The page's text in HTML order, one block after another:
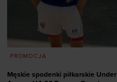
PROMOCJA
Męskie spodenki piłkarskie Under